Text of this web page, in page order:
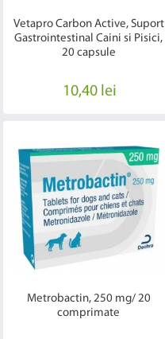
Vetapro Carbon Active, Suport
Gastrointestinal Caini si Pisici,
20 capsule
10,40 lei
Metrobactin, 250 mg/ 20
comprimate